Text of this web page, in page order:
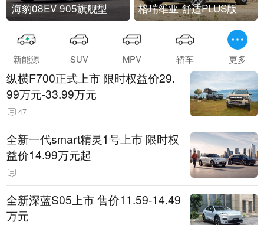
海豹08EV 905旗舰型 格瑞维亚 舒适PLUS版
新能源 SUV MPV 轿车 更多
纵横F700正式上市 限时权益价29.
99万元-33.99万元
47
全新一代smart精灵1号上市 限时权
益价14.99万元起
全新深蓝S05上市 售价11.59-14.49
万元